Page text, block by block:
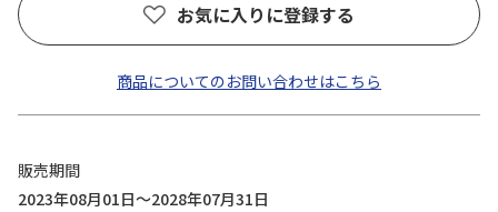
お気に入りに登録する
商品についてのお問い合わせはこちら
販売期間
2023年08月01日～2028年07月31日